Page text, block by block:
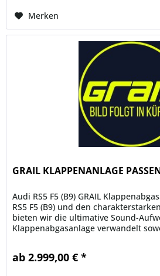
Merken
GRAIL KLAPPENANLAGE
Audi RS5 F5 (B9) GRAIL
RS5 F5 (B9) und den
bieten wir die ultimative Sound-
Klappenabgasanlage verwandelt
ab 2.999,00 € *